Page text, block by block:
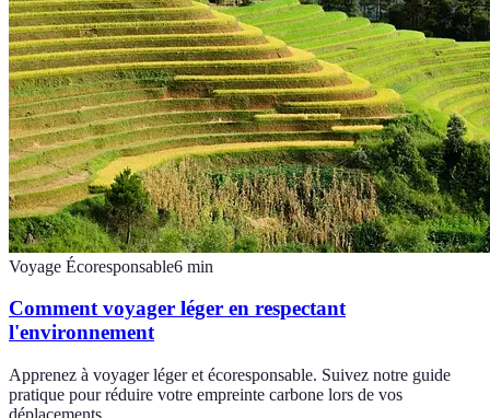
Voyage Écoresponsable6 min
Comment voyager léger en respectant
l'environnement
Apprenez à voyager léger et écoresponsable. Suivez notre guide
pratique pour réduire votre empreinte carbone lors de vos
déplacements.